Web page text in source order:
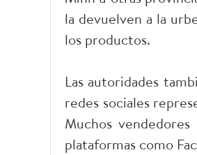
la devuelven a la
los productos.
Las autoridades
redes sociales
Muchos
plataformas como